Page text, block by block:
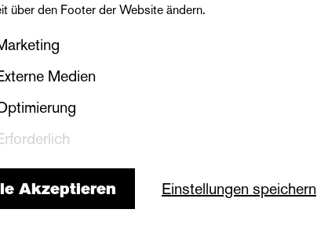
Besetzung
über den Footer der Website ändern.
Medien
Akzeptieren Einstellungen speichern